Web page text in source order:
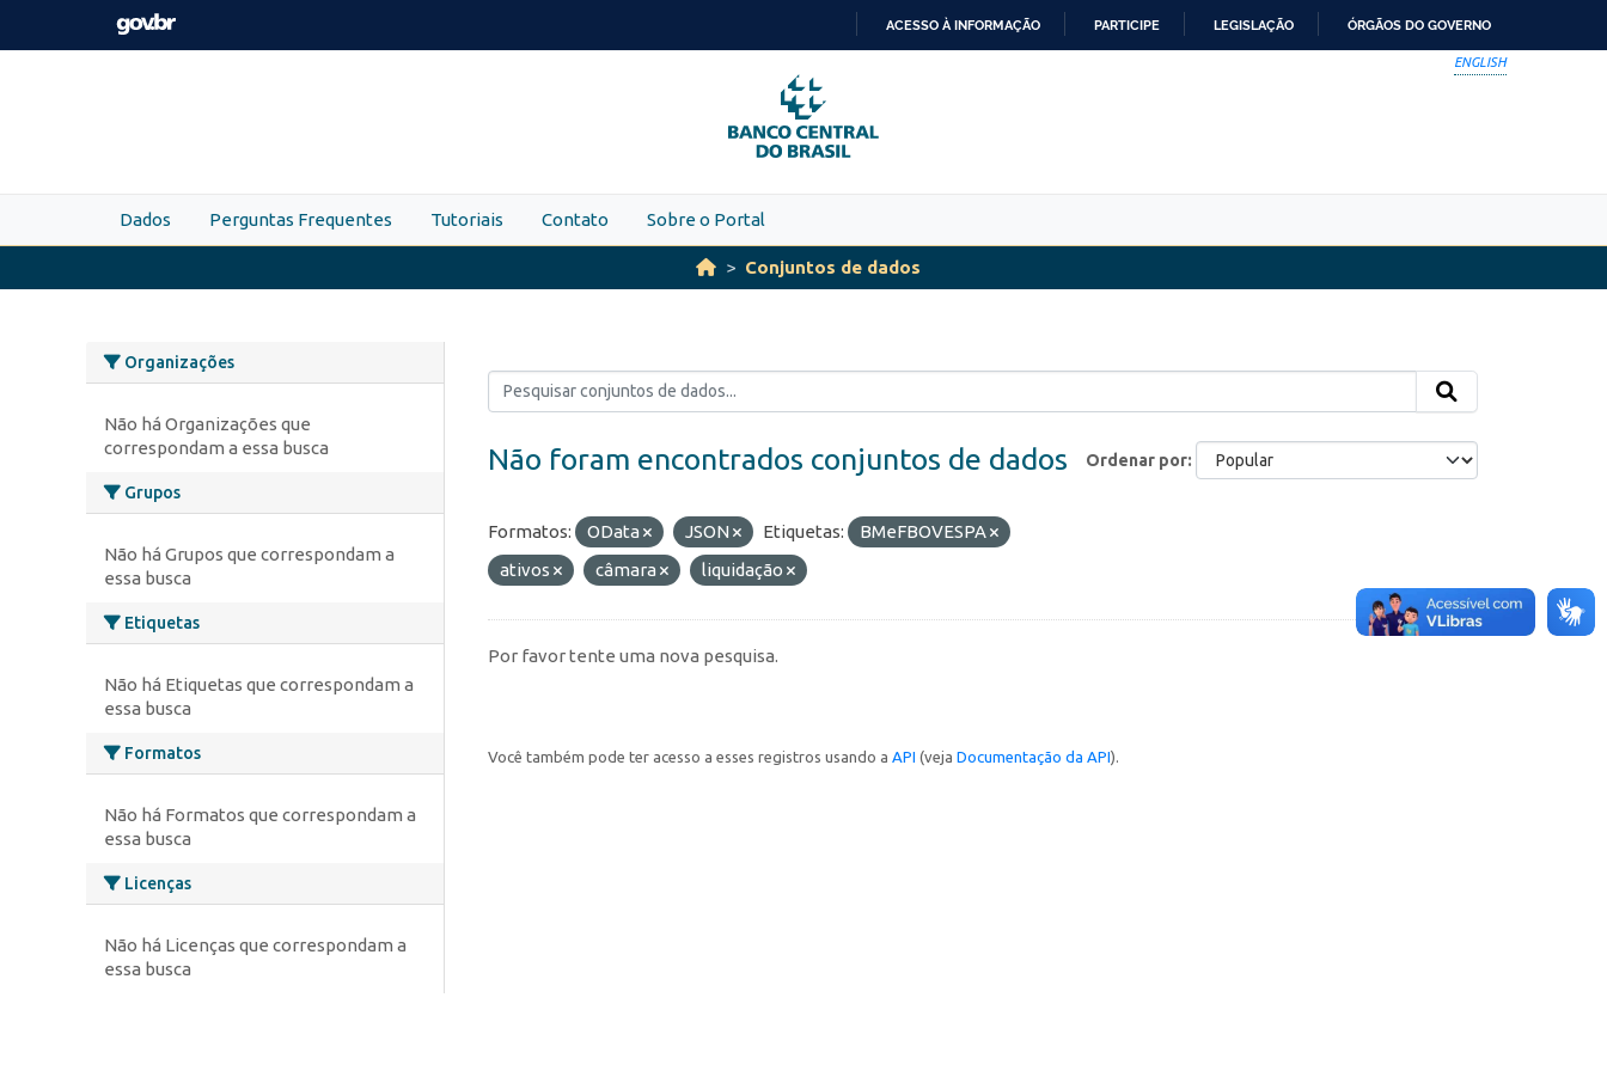
Skip to main content
PARA
O
CONTEÚDO
ACESSO À INFORMAÇÃO PARTICIPE LEGISLAÇÃO ÓRGÃOS DO GOVERNO
ENGLISH
Dados Perguntas Frequentes Tutoriais Contato Sobre o Portal
Conjuntos de dados
Organizações
Não há Organizações que
correspondam a essa busca
Grupos
Não há Grupos que correspondam a
essa busca
Etiquetas
Não há Etiquetas que correspondam a
essa busca
Formatos
Não há Formatos que correspondam a
essa busca
Licenças
Não há Licenças que correspondam a
essa busca
Ordenar por
Não foram encontrados conjuntos de dados
Formatos: OData JSON Etiquetas:
BMeFBOVESPA
ativos
câmara liquidação
Por favor tente uma nova pesquisa.
Você também pode ter acesso a esses registros usando a API (veja Documentação da API).